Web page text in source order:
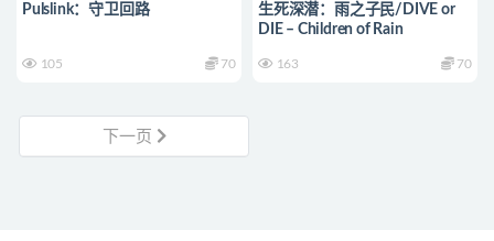
Pulslink：守卫回路
105 70
生死深潜：雨之子民/DIVE or
DIE – Children of Rain
163 70
下一页